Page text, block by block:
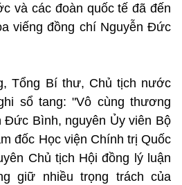
và các đoàn quốc tế đã đến
viếng đồng chí Nguyễn Đức
Tổng Bí thư, Chủ tịch nước
sổ tang: "Vô cùng thương
Đức Bình, nguyên Ủy viên Bộ
đốc Học viện Chính trị Quốc
Chủ tịch Hội đồng lý luận
giữ nhiều trọng trách của